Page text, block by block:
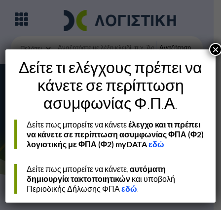
Αναζήτηση
Πελάτες – Προμηθευτές
Δείτε τι ελέγχους πρέπει να
κάνετε σε περίπτωση
ασυμφωνίας Φ.Π.Α.
Δείτε πως μπορείτε να κάνετεέλεγχο και τι πρέπει
να κάνετε σε περίπτωση ασυμφωνίας ΦΠΑ (Φ2)
λογιστικής με ΦΠΑ (Φ2) myDATAεδώ.
Δείτε πως μπορείτε να κάνετε,αυτόματη
δημιουργία τακτοποιητικών και υποβολή
Περιοδικής Δήλωσης ΦΠΑεδώ.
×